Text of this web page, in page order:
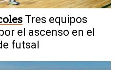
Tres equipos
el ascenso en el
futsal